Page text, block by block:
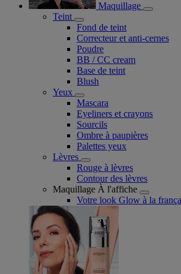
Maquillage
Teint
Fond de teint
Correcteur et anti-cernes
Poudre
BB / CC cream
Base de teint
Blush
Yeux
Mascara
Eyeliners et crayons
Sourcils
Ombre à paupières
Palettes yeux
Lèvres
Rouge à lèvres
Contour des lèvres
Maquillage À l'affiche
Votre look Glow à la